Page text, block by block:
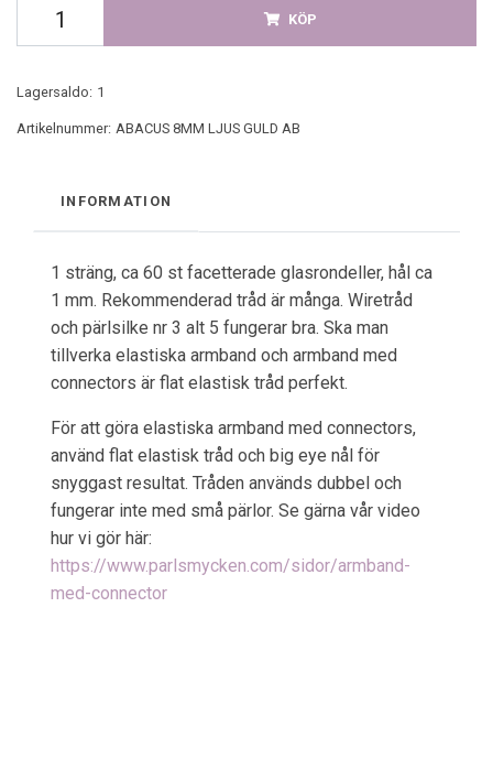
KÖP
Lagersaldo: 1
Artikelnummer: ABACUS 8MM LJUS GULD AB
INFORMATION
1 sträng, ca 60 st facetterade glasrondeller, hål ca
1 mm. Rekommenderad tråd är många. Wiretråd
och pärlsilke nr 3 alt 5 fungerar bra. Ska man
tillverka elastiska armband och armband med
connectors är flat elastisk tråd perfekt.
För att göra elastiska armband med connectors,
använd flat elastisk tråd och big eye nål för
snyggast resultat. Tråden används dubbel och
fungerar inte med små pärlor. Se gärna vår video
hur vi gör här:
https://www.parlsmycken.com/sidor/armband-
med-connector